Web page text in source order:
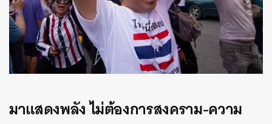
มาแสดงพลัง ไม่ต้องการสงคราม-ความ